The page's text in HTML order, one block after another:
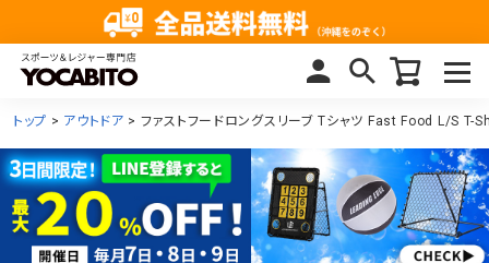
トップ アウトドア ファストフードロングスリーブ Tシャツ Fast Food L/S T-